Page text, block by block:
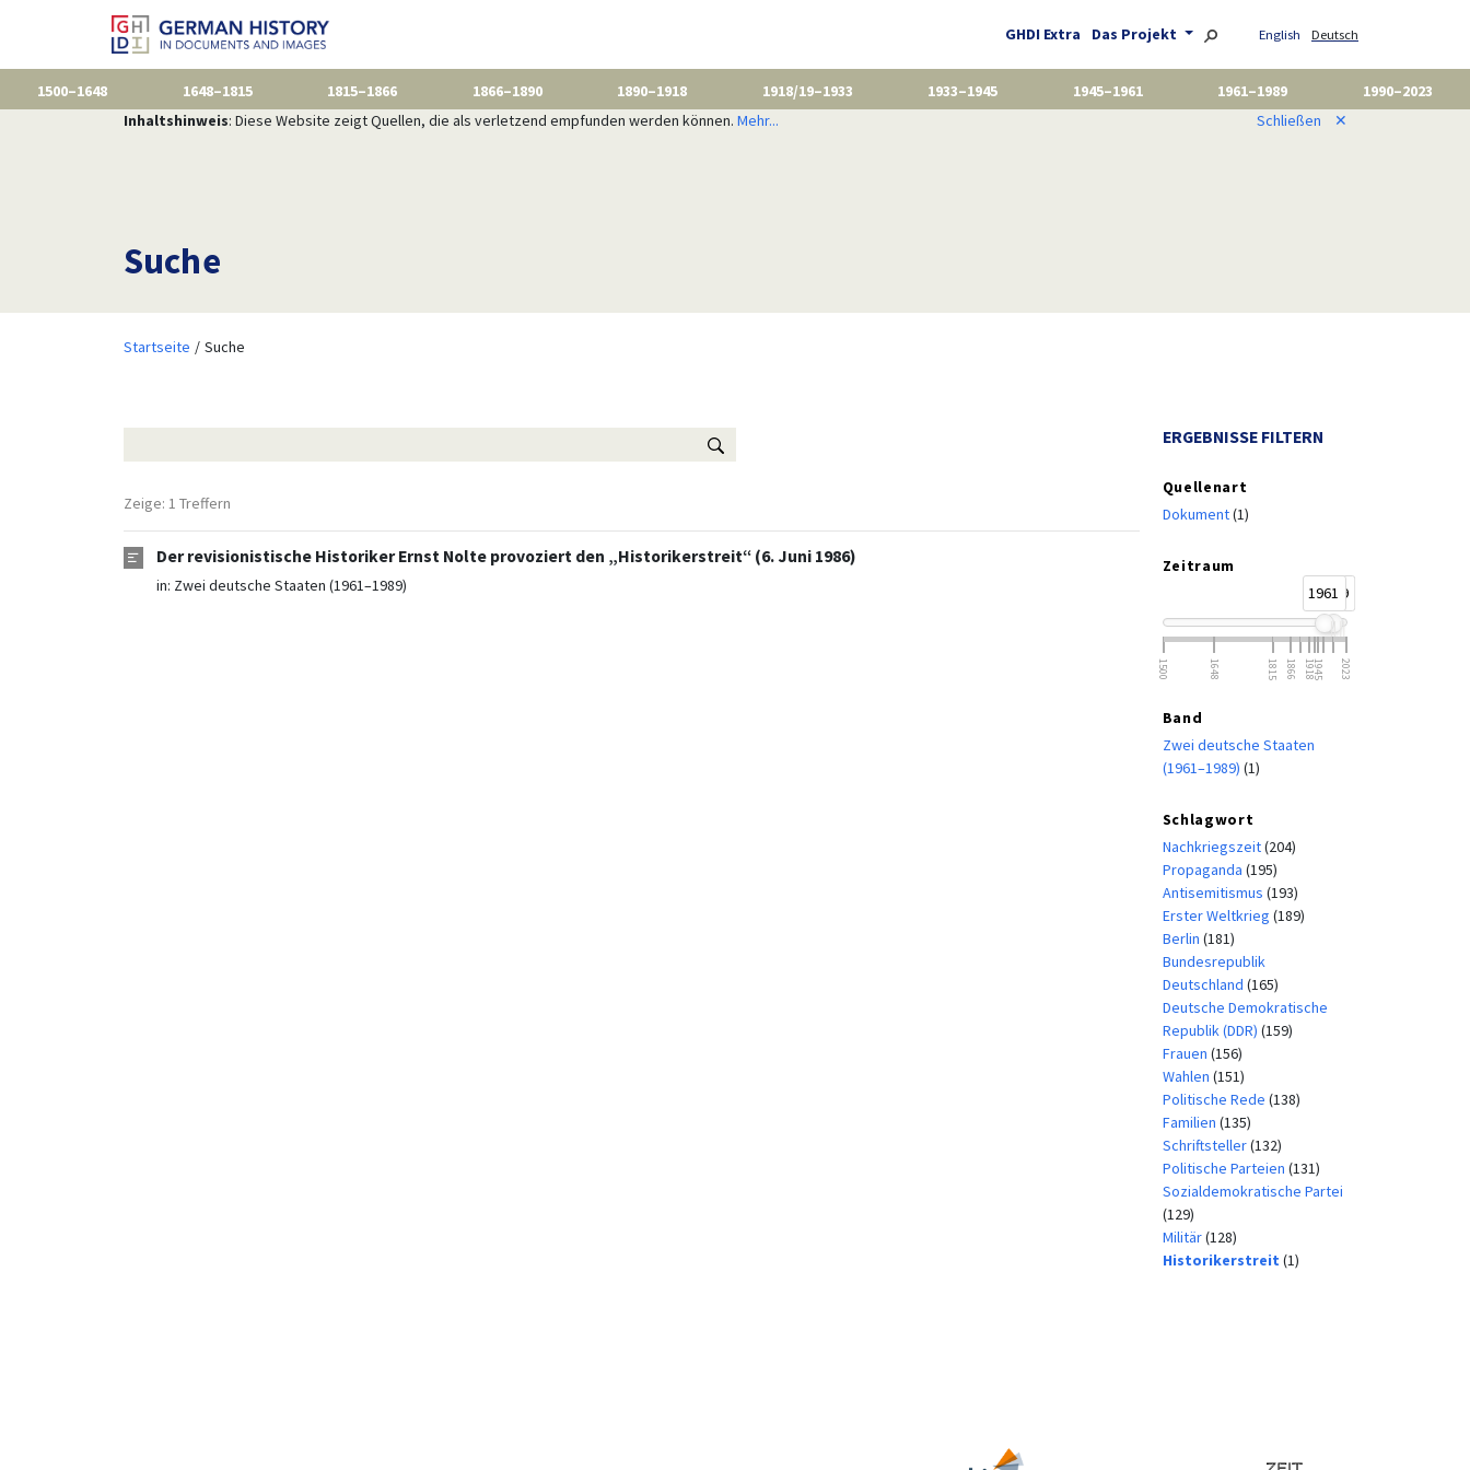
GHDI Extra Das Projekt English Deutsch
1500–1648 1648–1815 1815–1866 1866–1890 1890–1918 1918/19–1933 1933–1945 1945–1961 1961–1989
1990–2023
Inhaltshinweis: Diese Website zeigt Quellen, die als verletzend empfunden werden können. Mehr... Schließen ✕
Suche
Startseite Suche
Zeige: 1 Treffern
Der revisionistische Historiker Ernst Nolte provoziert den „Historikerstreit“ (6. Juni 1986)
in: Zwei deutsche Staaten (1961–1989)
ERGEBNISSE FILTERN
Quellenart
Dokument(1)
Zeitraum
1961
1989
1500 1648 1815 1866 19181945 2023
Band
Zwei deutsche Staaten
(1961–1989) (1)
Schlagwort
Nachkriegszeit(204)
Propaganda (195)
Antisemitismus (193)
Erster Weltkrieg (189)
Berlin (181)
Bundesrepublik
Deutschland (165)
Deutsche Demokratische
Republik (DDR) (159)
Frauen (156)
Wahlen (151)
Politische Rede (138)
Familien (135)
Schriftsteller(132)
Politische Parteien (131)
Sozialdemokratische Partei
(129)
Militär(128)
Historikerstreit (1)